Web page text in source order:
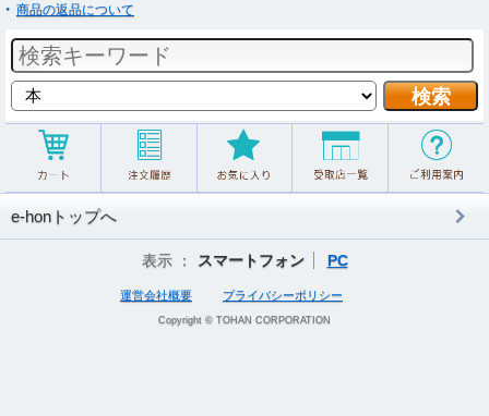
商品の返品について
e-honトップへ
表示 ： スマートフォン PC
運営会社概要 プライバシーポリシー
Copyright © TOHAN CORPORATION